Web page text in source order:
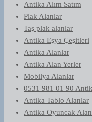
Antika Alım Satım
Plak Alanlar
Taş plak alanlar
Antika Eşya Çeşitleri
Antika Alanlar
Antika Alan Yerler
Mobilya Alanlar
0531 981 01 90
Antika Tablo Alanlar
Antika Oyuncak